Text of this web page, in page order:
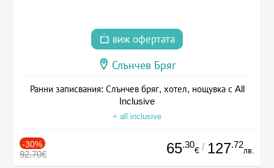
виж офертата
Слънчев Бряг
Ранни записвания: Слънчев бряг, хотел, нощувка с All
Inclusive
+ all inclusive
-30%
92.70€ 65.30
€ / 127.72
лв.